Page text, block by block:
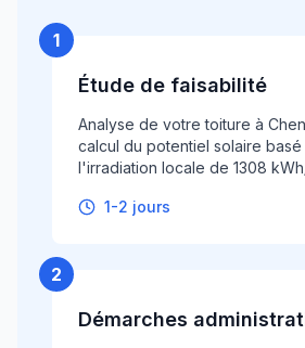
1
Étude de faisabilité
Analyse de votre toiture à
calcul du potentiel solaire basé
l'irradiation locale de 1308
1-2 jours
2
Démarches